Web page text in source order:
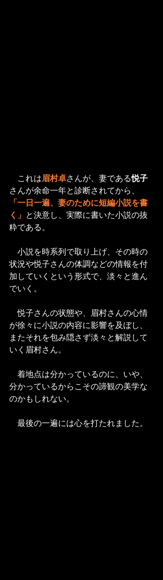
これは眉村卓さんが、妻である悦子
さんが余命一年と診断されてから、
「一日一遍、妻のために短編小説を書
く」 と決意し、実際に書いた小説の抜
粋である。
小説を時系列で取り上げ、その時の
状況や悦子さんの体調などの情報を付
加していくという形式で、淡々と進ん
でいく。
悦子さんの状態や、眉村さんの心情
が徐々に小説の内容に影響を及ぼし、
またそれを包み隠さず淡々と解説して
いく眉村さん。
着地点は分かっているのに、いや、
分かっているからこその諦観の美学な
のかもしれない。
最後の一遍には心を打たれました。